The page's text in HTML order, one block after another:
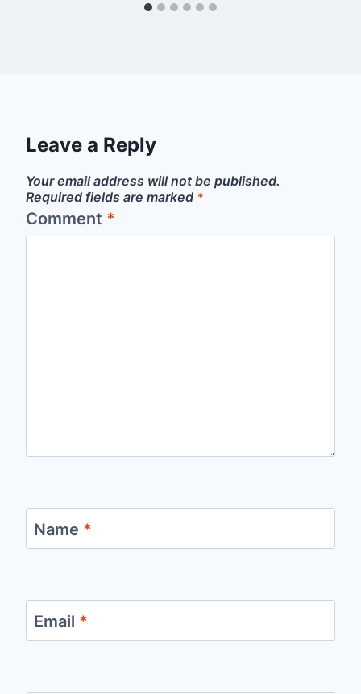
Leave a Reply
Your email address will not be published.
Required fields are marked *
Comment *
Name *
Email *